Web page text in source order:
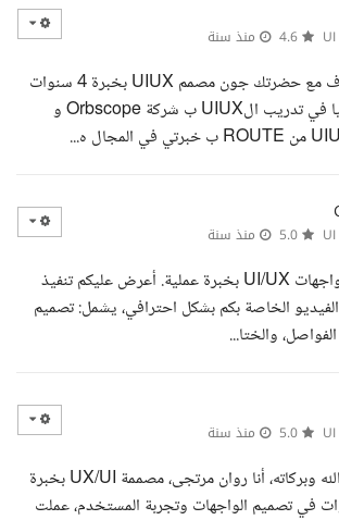
منذ سنة
مساء الخير استاذ نواف مع حضرتك جون مصمم UIUX بخبرة 4 سنوات
حاصل على شهادة عليا في تدريب الUIUX ب شركة Orbscope و
منذ سنة
معكم م.غسان مصمم واجهات UI/UX بخبرة عملية. أعرض عليكم تنفيذ
الخاصة بكم بشكل احترافي، يشمل: تصميم
والختا...
منذ سنة
السلام عليكم ورحمة الله وبركاته، أنا روان مرتجى، مصممة UX/UI بخبرة
تزيد عن 4 سنوات في تصميم الواجهات وتجربة المستخدم، عملت